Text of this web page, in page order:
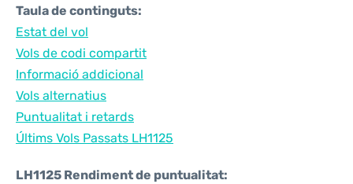
Taula de continguts:
Estat del vol
Vols de codi compartit
Informació addicional
Vols alternatius
Puntualitat i retards
Últims Vols Passats LH1125
LH1125 Rendiment de puntualitat: